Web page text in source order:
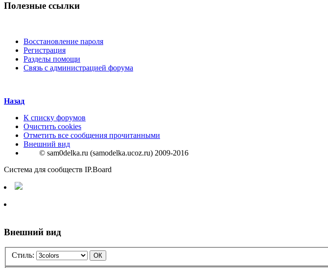
Полезные ссылки
Восстановление пароля
Регистрация
Разделы помощи
Связь с администрацией форума
Назад
К списку форумов
Очистить cookies
Отметить все сообщения прочитанными
Внешний вид
© sam0delka.ru (samodelka.ucoz.ru) 2009-2016
Система для сообществ IP.Board
Внешний вид
Стиль: